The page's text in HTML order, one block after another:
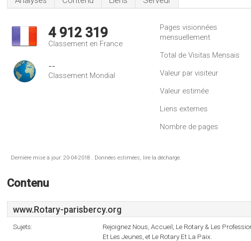
4 912 319
Classement en France
--
Classement Mondial
Pages visionnées
mensuellement
Total de Visitas Mensais
Valeur par visiteur
Valeur estimée
Liens externes
Nombre de pages
Dernière mise à jour: 20-04-2018 . Données estimées, lire la décharge.
Contenu
www.Rotary-parisbercy.org
Sujets:
Rejoignez Nous, Accueil, Le Rotary & Les
Et Les Jeunes, et Le Rotary Et La Paix.